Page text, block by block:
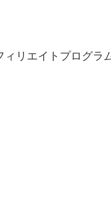
リエイトプログラ